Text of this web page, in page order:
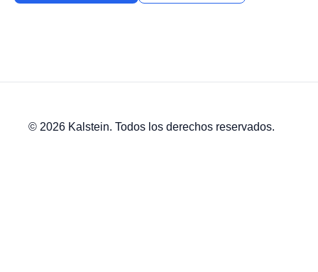
© 2026 Kalstein. Todos los derechos reservados.